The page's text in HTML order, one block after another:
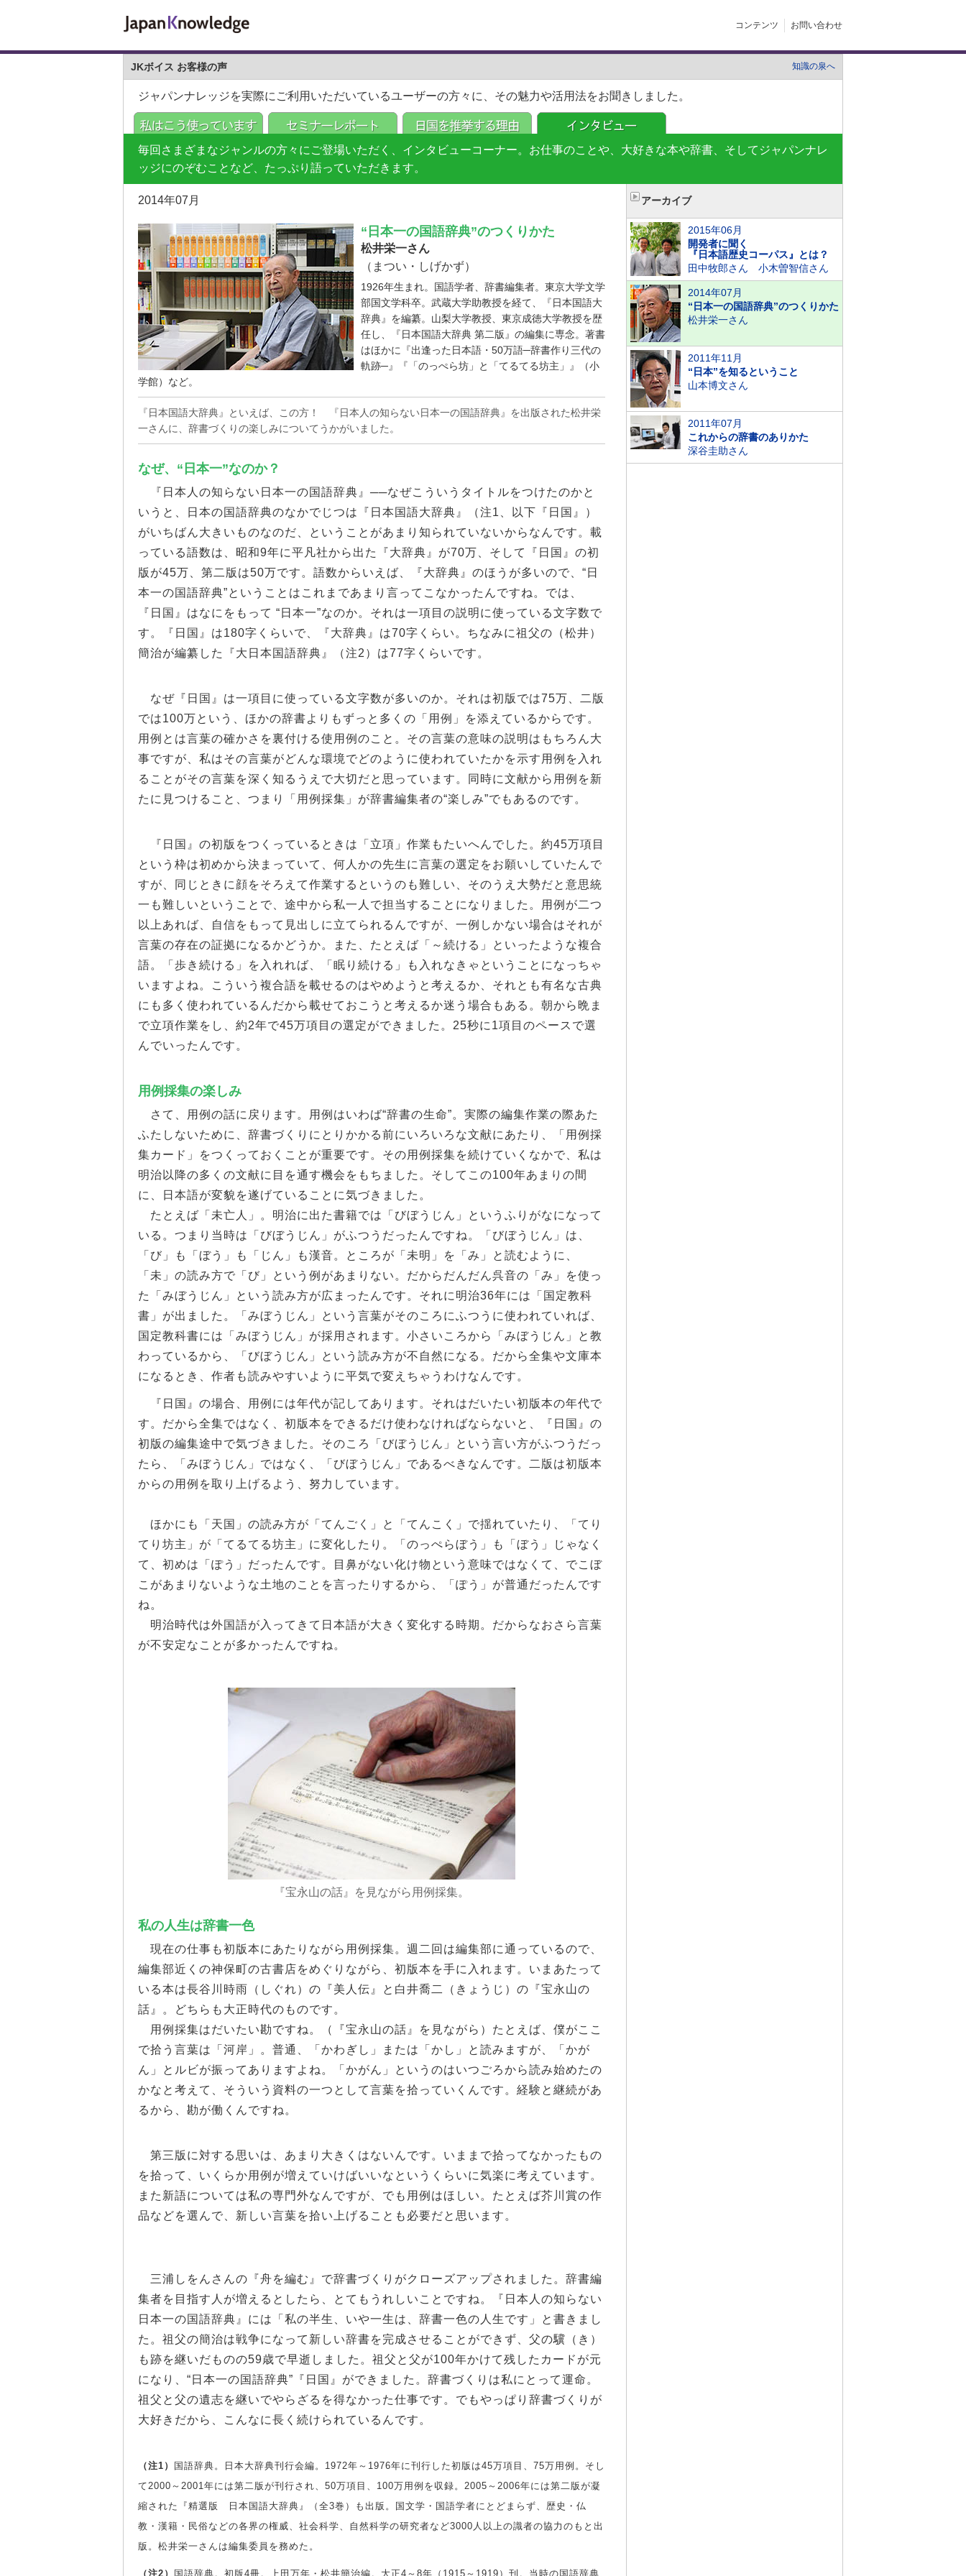
コンテンツ お問い合わせ
JKボイス お客様の声 知識の泉へ
ジャパンナレッジを実際にご利用いただいているユーザーの方々に、その魅力や活用法をお聞きしました。
毎回さまざまなジャンルの方々にご登場いただく、インタビューコーナー。お仕事のことや、大好きな本や辞書、そしてジャパンナレ
ッジにのぞむことなど、たっぷり語っていただきます。
2014年07月
“日本一の国語辞典”のつくりかた
松井栄一さん
（まつい・しげかず）
1926年生まれ。国語学者、辞書編集者。東京大学文学
部国文学科卒。武蔵大学助教授を経て、『日本国語大
辞典』を編纂。山梨大学教授、東京成徳大学教授を歴
任し、『日本国語大辞典 第二版』の編集に専念。著書
はほかに『出逢った日本語・50万語─辞書作り三代の
軌跡─』『「のっぺら坊」と「てるてる坊主」』（小
学館）など。
『日本国語大辞典』といえば、この方！ 『日本人の知らない日本一の国語辞典』を出版された松井栄
一さんに、辞書づくりの楽しみについてうかがいました。
なぜ、“日本一”なのか？
『日本人の知らない日本一の国語辞典』──なぜこういうタイトルをつけたのかと
いうと、日本の国語辞典のなかでじつは『日本国語大辞典』（注1、以下『日国』）
がいちばん大きいものなのだ、ということがあまり知られていないからなんです。載
っている語数は、昭和9年に平凡社から出た『大辞典』が70万、そして『日国』の初
版が45万、第二版は50万です。語数からいえば、『大辞典』のほうが多いので、“日
本一の国語辞典”ということはこれまであまり言ってこなかったんですね。では、
『日国』はなにをもって “日本一”なのか。それは一項目の説明に使っている文字数で
す。『日国』は180字くらいで、『大辞典』は70字くらい。ちなみに祖父の（松井）
簡治が編纂した『大日本国語辞典』（注2）は77字くらいです。
なぜ『日国』は一項目に使っている文字数が多いのか。それは初版では75万、二版
では100万という、ほかの辞書よりもずっと多くの「用例」を添えているからです。
用例とは言葉の確かさを裏付ける使用例のこと。その言葉の意味の説明はもちろん大
事ですが、私はその言葉がどんな環境でどのように使われていたかを示す用例を入れ
ることがその言葉を深く知るうえで大切だと思っています。同時に文献から用例を新
たに見つけること、つまり「用例採集」が辞書編集者の“楽しみ”でもあるのです。
『日国』の初版をつくっているときは「立項」作業もたいへんでした。約45万項目
という枠は初めから決まっていて、何人かの先生に言葉の選定をお願いしていたんで
すが、同じときに顔をそろえて作業するというのも難しい、そのうえ大勢だと意思統
一も難しいということで、途中から私一人で担当することになりました。用例が二つ
以上あれば、自信をもって見出しに立てられるんですが、一例しかない場合はそれが
言葉の存在の証拠になるかどうか。また、たとえば「～続ける」といったような複合
語。「歩き続ける」を入れれば、「眠り続ける」も入れなきゃということになっちゃ
いますよね。こういう複合語を載せるのはやめようと考えるか、それとも有名な古典
にも多く使われているんだから載せておこうと考えるか迷う場合もある。朝から晩ま
で立項作業をし、約2年で45万項目の選定ができました。25秒に1項目のペースで選
んでいったんです。
用例採集の楽しみ
さて、用例の話に戻ります。用例はいわば“辞書の生命”。実際の編集作業の際あた
ふたしないために、辞書づくりにとりかかる前にいろいろな文献にあたり、「用例採
集カード」をつくっておくことが重要です。その用例採集を続けていくなかで、私は
明治以降の多くの文献に目を通す機会をもちました。そしてこの100年あまりの間
に、日本語が変貌を遂げていることに気づきました。
たとえば「未亡人」。明治に出た書籍では「びぼうじん」というふりがなになって
いる。つまり当時は「びぼうじん」がふつうだったんですね。「びぼうじん」は、
「び」も「ぼう」も「じん」も漢音。ところが「未明」を「み」と読むように、
「未」の読み方で「び」という例があまりない。だからだんだん呉音の「み」を使っ
た「みぼうじん」という読み方が広まったんです。それに明治36年には「国定教科
書」が出ました。「みぼうじん」という言葉がそのころにふつうに使われていれば、
国定教科書には「みぼうじん」が採用されます。小さいころから「みぼうじん」と教
わっているから、「びぼうじん」という読み方が不自然になる。だから全集や文庫本
になるとき、作者も読みやすいように平気で変えちゃうわけなんです。
『日国』の場合、用例には年代が記してあります。それはだいたい初版本の年代で
す。だから全集ではなく、初版本をできるだけ使わなければならないと、『日国』の
初版の編集途中で気づきました。そのころ「びぼうじん」という言い方がふつうだっ
たら、「みぼうじん」ではなく、「びぼうじん」であるべきなんです。二版は初版本
からの用例を取り上げるよう、努力しています。
ほかにも「天国」の読み方が「てんごく」と「てんこく」で揺れていたり、「てり
てり坊主」が「てるてる坊主」に変化したり。「のっぺらぼう」も「ぼう」じゃなく
て、初めは「ぽう」だったんです。目鼻がない化け物という意味ではなくて、でこぼ
こがあまりないような土地のことを言ったりするから、「ぽう」が普通だったんです
ね。
明治時代は外国語が入ってきて日本語が大きく変化する時期。だからなおさら言葉
が不安定なことが多かったんですね。
『宝永山の話』を見ながら用例採集。
私の人生は辞書一色
現在の仕事も初版本にあたりながら用例採集。週二回は編集部に通っているので、
編集部近くの神保町の古書店をめぐりながら、初版本を手に入れます。いまあたって
いる本は長谷川時雨（しぐれ）の『美人伝』と白井喬二（きょうじ）の『宝永山の
話』。どちらも大正時代のものです。
用例採集はだいたい勘ですね。（『宝永山の話』を見ながら）たとえば、僕がここ
で拾う言葉は「河岸」。普通、「かわぎし」または「かし」と読みますが、「かが
ん」とルビが振ってありますよね。「かがん」というのはいつごろから読み始めたの
かなと考えて、そういう資料の一つとして言葉を拾っていくんです。経験と継続があ
るから、勘が働くんですね。
第三版に対する思いは、あまり大きくはないんです。いままで拾ってなかったもの
を拾って、いくらか用例が増えていけばいいなというくらいに気楽に考えています。
また新語については私の専門外なんですが、でも用例はほしい。たとえば芥川賞の作
品などを選んで、新しい言葉を拾い上げることも必要だと思います。
三浦しをんさんの『舟を編む』で辞書づくりがクローズアップされました。辞書編
集者を目指す人が増えるとしたら、とてもうれしいことですね。『日本人の知らない
日本一の国語辞典』には「私の半生、いや一生は、辞書一色の人生です」と書きまし
た。祖父の簡治は戦争になって新しい辞書を完成させることができず、父の驥（き）
も跡を継いだものの59歳で早逝しました。祖父と父が100年かけて残したカードが元
になり、“日本一の国語辞典”『日国』ができました。辞書づくりは私にとって運命。
祖父と父の遺志を継いでやらざるを得なかった仕事です。でもやっぱり辞書づくりが
大好きだから、こんなに長く続けられているんです。
（注1）
国語辞典。日本大辞典刊行会編。1972年～1976年に刊行した初版は45万項目、75万用例。そし
て2000～2001年には第二版が刊行され、50万項目、100万用例を収録。2005～2006年には第二版が凝
縮された『精選版 日本国語大辞典』（全3巻）も出版。国文学・国語学者にとどまらず、歴史・仏
教・漢籍・民俗などの各界の権威、社会科学、自然科学の研究者など3000人以上の識者の協力のもと出
版。松井栄一さんは編集委員を務めた。
（注2） 国語辞典。初版4冊。上田万年・松井簡治編。大正4～8年（1915～1919）刊。当時の国語辞典
アーカイブ
2015年06月
開発者に聞く
『日本語歴史コーパス』とは？
田中牧郎さん 小木曽智信さん
2014年07月
“日本一の国語辞典”のつくりかた
松井栄一さん
2011年11月
“日本”を知るということ
山本博文さん
2011年07月
これからの辞書のありかた
深谷圭助さん